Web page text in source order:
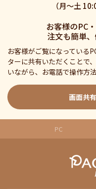
（月〜土
お客様のPC
注文も簡単
お客様がご覧になっている
ターに共有いただくことで
いながら、お電話で操作方
画面共
PC